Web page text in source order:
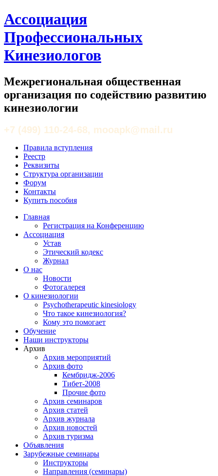
Ассоциация
Профессиональных
Кинезиологов
Межрегиональная общественная
организация по содействию развитию
кинезиологии
+7 (499) 110-24-68, mooapk@mail.ru
Правила вступления
Реестр
Реквизиты
Структура организации
Форум
Контакты
Купить пособия
Главная
Регистрация на Конференцию
Ассоциация
Устав
Этический кодекс
Журнал
О нас
Новости
Фотогалерея
О кинезиологии
Psychotherapeutic kinesiology
Что такое кинезиология?
Кому это помогает
Обучение
Наши инструкторы
Архив
Архив мероприятий
Архив фото
Кембридж-2006
Тибет-2008
Прочие фото
Архив семинаров
Архив статей
Архив журнала
Архив новостей
Архив туризма
Объявления
Зарубежные семинары
Инструкторы
Направления (семинары)